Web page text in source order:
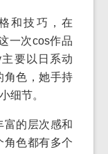
和技巧，在
一次cos作品
要以日系动
角色，她手持
细节。
富的层次感和
角色都有多个